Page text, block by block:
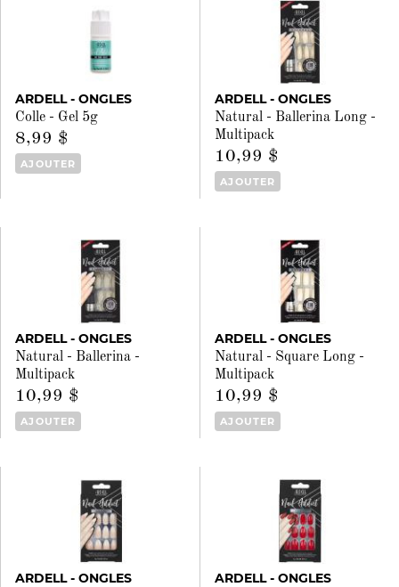
ARDELL - ONGLES
Colle - Gel 5g
8,99 $
AJOUTER
ARDELL - ONGLES
Natural - Ballerina Long -
Multipack
10,99 $
AJOUTER
ARDELL - ONGLES
Natural - Ballerina -
Multipack
10,99 $
AJOUTER
ARDELL - ONGLES
Natural - Square Long -
Multipack
10,99 $
AJOUTER
ARDELL - ONGLES ARDELL - ONGLES